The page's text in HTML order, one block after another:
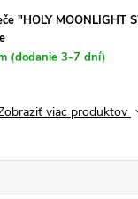
"HOLY MOONLIGHT
(dodanie 3-7 dní)
viac produktov